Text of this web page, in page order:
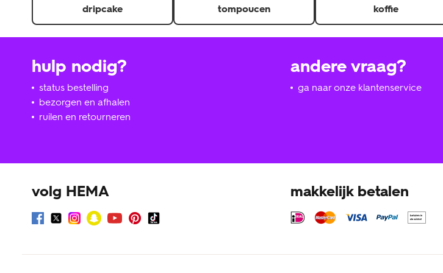
dripcake tompoucen koffie
hulp nodig?
status bestelling
bezorgen en afhalen
ruilen en retourneren
andere vraag?
ga naar onze klantenservice
volg HEMA makkelijk betalen